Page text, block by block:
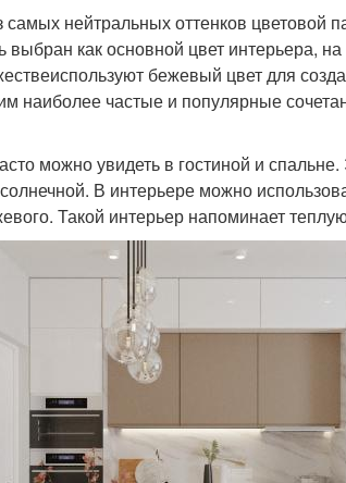
нейтральных оттенков цветовой
как основной цвет интерьера, на
бежевый цвет для
наиболее частые и популярные
можно увидеть в гостиной и
В интерьере можно
Такой интерьер напоминает